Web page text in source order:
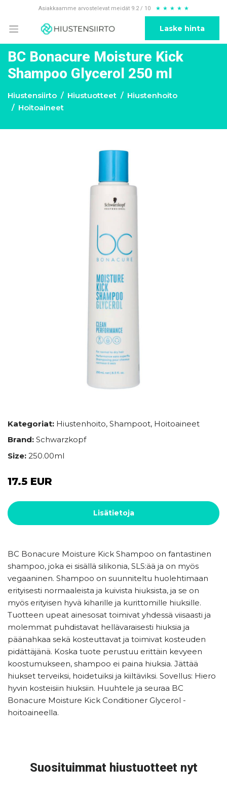
Asiakkaamme arvostelevat meidät 9.2 / 10 ★ ★ ★ ★ ★
Laske hinta
BC Bonacure Moisture Kick
Shampoo Glycerol 250 ml
Hiustensiirto Hiustuotteet
Hiustenhoito
Hoitoaineet
Kategoriat: Hiustenhoito, Shampoot, Hoitoaineet
Brand: Schwarzkopf
Size: 250.00ml
17.5 EUR
Lisätietoja
BC Bonacure Moisture Kick Shampoo on fantastinen
shampoo, joka ei sisällä silikonia, SLS:ää ja on myös
vegaaninen. Shampoo on suunniteltu huolehtimaan
erityisesti normaaleista ja kuivista hiuksista, ja se on
myös erityisen hyvä kiharille ja kurittomille hiuksille.
Tuotteen upeat ainesosat toimivat yhdessä viisaasti ja
molemmat puhdistavat hellävaraisesti hiuksia ja
päänahkaa sekä kosteuttavat ja toimivat kosteuden
pidättäjänä. Koska tuote perustuu erittäin kevyeen
koostumukseen, shampoo ei paina hiuksia. Jättää
hiukset terveiksi, hoidetuiksi ja kiiltäviksi. Sovellus: Hiero
hyvin kosteisiin hiuksiin. Huuhtele ja seuraa BC
Bonacure Moisture Kick Conditioner Glycerol -
hoitoaineella.
Suosituimmat hiustuotteet nyt